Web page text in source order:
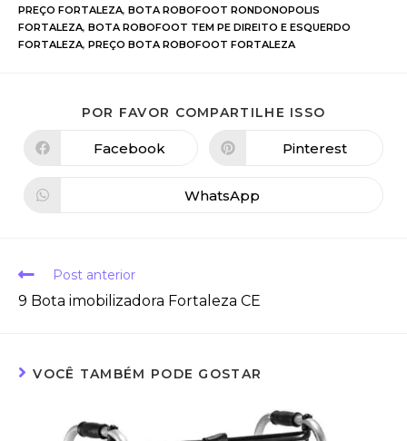
PREÇO FORTALEZA, BOTA ROBOFOOT RONDONOPOLIS
FORTALEZA, BOTA ROBOFOOT TEM PE DIREITO E ESQUERDO
FORTALEZA, PREÇO BOTA ROBOFOOT FORTALEZA
POR FAVOR COMPARTILHE ISSO
Facebook Pinterest
WhatsApp
Post anterior
9 Bota imobilizadora Fortaleza CE
VOCÊ TAMBÉM PODE GOSTAR